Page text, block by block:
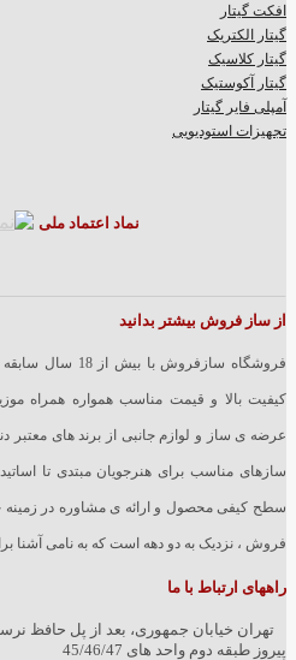
افکت گیتار
گیتار الکتریک
گیتار کلاسیک
گیتار آکوستیک
آمپلی فایر گیتار
تجهیزات استودیویی
نماد اعتماد ملی
از ساز فروش بیشتر بدانید
فروشگاه
کیفیت بالا و قیمت مناسب همواره همراه
عرضه ی ساز و لوازم جانبی از برند های معتبر
سازهای مناسب برای هنرجویان مبتدی تا
سطح کیفی محصول و ارائه ی مشاوره در
فروش ، نزدیک به دو دهه است که به نامی آشنا
راههای ارتباط با ما
تهران خیابان جمهوری، بعد از پل حافظ
پیروز طبقه دوم واحد های 45/46/47